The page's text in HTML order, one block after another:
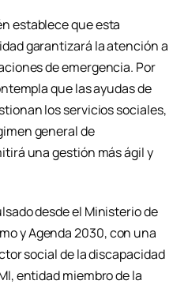
establece que esta
garantizará la atención a
de emergencia. Por
que las ayudas de
los servicios sociales,
general de
una gestión más ágil y
desde el Ministerio de
y Agenda 2030, con una
social de la discapacidad
entidad miembro de la